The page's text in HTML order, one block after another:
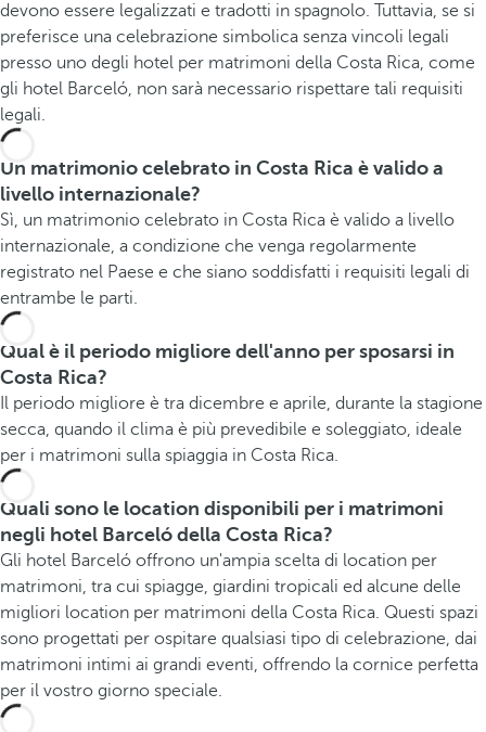
devono essere legalizzati e tradotti in spagnolo. Tuttavia, se si
preferisce una celebrazione simbolica senza vincoli legali
presso uno degli hotel per matrimoni della Costa Rica, come
gli hotel Barceló, non sarà necessario rispettare tali requisiti
legali.
Un matrimonio celebrato in Costa Rica è valido a
livello internazionale?
Sì, un matrimonio celebrato in Costa Rica è valido a livello
internazionale, a condizione che venga regolarmente
registrato nel Paese e che siano soddisfatti i requisiti legali di
entrambe le parti.
Qual è il periodo migliore dell'anno per sposarsi in
Costa Rica?
Il periodo migliore è tra dicembre e aprile, durante la stagione
secca, quando il clima è più prevedibile e soleggiato, ideale
per i matrimoni sulla spiaggia in Costa Rica.
Quali sono le location disponibili per i matrimoni
negli hotel Barceló della Costa Rica?
Gli hotel Barceló offrono un'ampia scelta di location per
matrimoni, tra cui spiagge, giardini tropicali ed alcune delle
migliori location per matrimoni della Costa Rica. Questi spazi
sono progettati per ospitare qualsiasi tipo di celebrazione, dai
matrimoni intimi ai grandi eventi, offrendo la cornice perfetta
per il vostro giorno speciale.